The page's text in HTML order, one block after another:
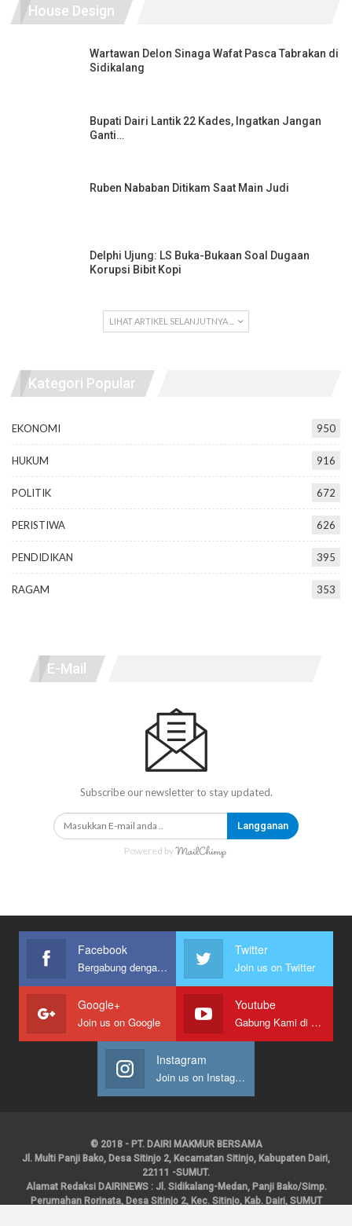
House Design
Wartawan Delon Sinaga Wafat Pasca Tabrakan di
Sidikalang
Bupati Dairi Lantik 22 Kades, Ingatkan Jangan
Ganti…
Ruben Nababan Ditikam Saat Main Judi
Delphi Ujung: LS Buka-Bukaan Soal Dugaan
Korupsi Bibit Kopi
LIHAT ARTIKEL SELANJUTNYA ...
Kategori Popular
EKONOMI 950
HUKUM 916
POLITIK 672
PERISTIWA 626
PENDIDIKAN 395
RAGAM 353
E-Mail
Subscribe our newsletter to stay updated.
Langganan
Powered by
Facebook
Bergabung dengan kami
Twitter
Join us on Twitter
Google+
Join us on Google
Youtube
Gabung Kami di Youtube
Instagram
Join us on Instagram
© 2018 - PT. DAIRI MAKMUR BERSAMA
Jl. Multi Panji Bako, Desa Sitinjo 2, Kecamatan Sitinjo, Kabupaten Dairi,
22111 -SUMUT.
Alamat Redaksi DAIRINEWS : Jl. Sidikalang-Medan, Panji Bako/Simp.
Perumahan Rorinata, Desa Sitinjo 2, Kec. Sitinjo, Kab. Dairi, SUMUT